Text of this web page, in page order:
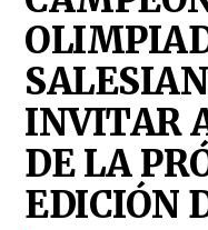
INVITAR
DE LA
EDICIÓN